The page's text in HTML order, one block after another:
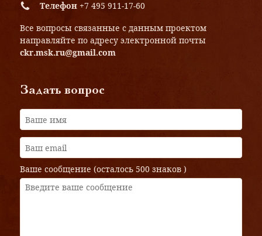
Телефон +7 495 911-17-60
Все вопросы связанные с данным проектом
направляйте по адресу электронной почты
ckr.msk.ru@gmail.com
Задать вопрос
Ваше сообщение (осталось 500 знаков )